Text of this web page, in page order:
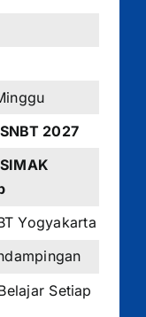
2027
Yogyakarta
Setiap